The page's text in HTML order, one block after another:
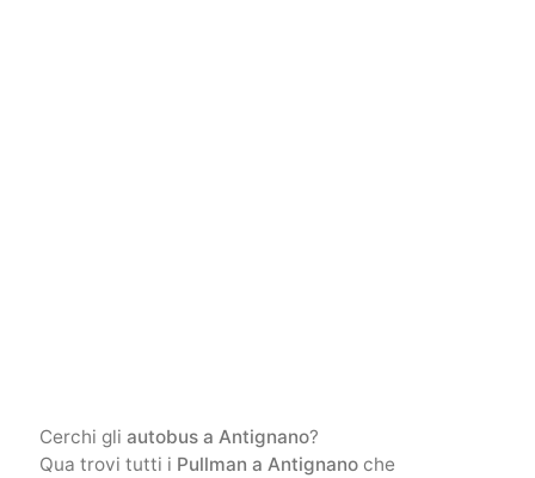
Cerchi gli autobus a Antignano?
Qua trovi tutti i Pullman a Antignanoche